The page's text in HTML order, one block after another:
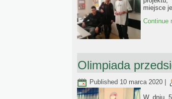
miejsce
Continue
Olimpiada
Published 10 marca 2020
W dniu